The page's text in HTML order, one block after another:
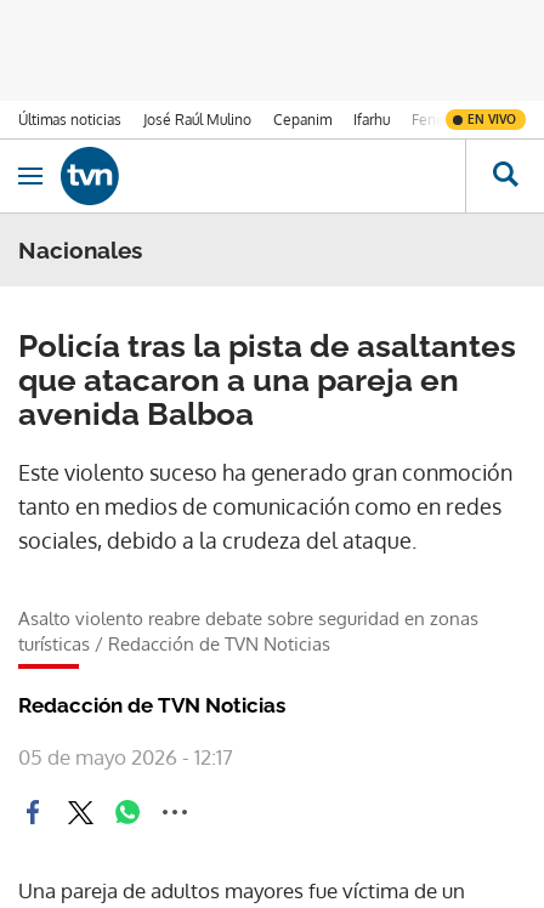
Últimas noticias José Raúl Mulino Cepanim Ifarhu Fenómeno de El
EN VIVO
Ir al contenido
Obrir navegació
Nacionales
Policía tras la pista de asaltantes
que atacaron a una pareja en
avenida Balboa
Este violento suceso ha generado gran conmoción
tanto en medios de comunicación como en redes
sociales, debido a la crudeza del ataque.
Asalto violento reabre debate sobre seguridad en zonas
turísticas / Redacción de TVN Noticias
Redacción de TVN Noticias
05 de mayo 2026 - 12:17
Una pareja de adultos mayores fue víctima de un